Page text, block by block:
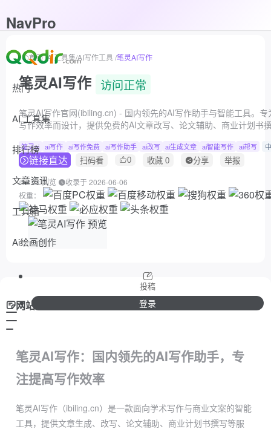
NavPro
热门
AI 工具集
排行榜
文章资讯
工具箱
Ai绘画创作
投稿
登录
首页/Ai工具集/AI写作工具/笔灵AI写作
笔灵AI写作 访问正常
笔灵AI写作官网(ibiling.cn) - 国内领先的AI写作助手与智能工具。专
写作效率而设计，提供免费的AI文章改写、论文辅助、商业计划书
简化您的写作过程。
笔灵ai ai写作 ai写作免费 ai写作助手 ai改写 ai生成文章 ai智能写作 ai帮写
链接直达 扫码看 0 收藏 0 分享 举报
2.2k 浏览
收录于 2026-06-06
权重：
网站介绍
笔灵AI写作：国内领先的AI写作助手，专
注提高写作效率
笔灵AI写作（ibiling.cn）是一款面向学术写作与商业文案的智能
工具，提供文章生成、改写、论文辅助、商业计划书撰写等服